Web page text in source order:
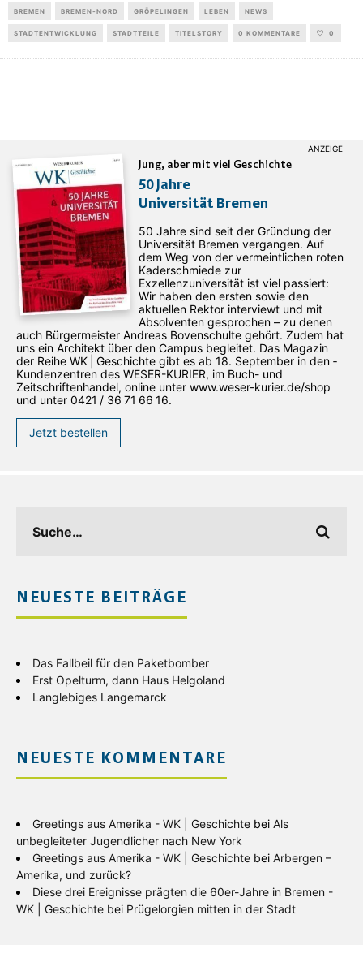
BREMEN BREMEN-NORD GRÖPELINGEN LEBEN NEWS
STADTENTWICKLUNG STADTTEILE TITELSTORY 0 KOMMENTARE 0
Jung, aber mit viel Geschichte
50 Jahre
Universität Bremen
50 Jahre sind seit der Gründung der
Universität Bremen vergangen. Auf
dem Weg von der vermeintlichen roten
Kaderschmiede zur
Exzellenzuniversität ist viel passiert:
Wir haben den ersten sowie den
aktuellen Rektor interviewt und mit
Absolventen gesprochen – zu denen
auch Bürgermeister Andreas Bovenschulte gehört. Zudem hat
uns ein Architekt über den Campus begleitet. Das Magazin
der Reihe WK | Geschichte gibt es ab 18. September in den ­
Kundenzentren des WESER-­KURIER, im Buch- und
Zeitschriftenhandel, online unter www.weser-kurier.de/shop
und unter 0421 / 36 71 66 16.
Jetzt bestellen
NEUESTE BEITRÄGE
Das Fallbeil für den Paketbomber
Erst Opelturm, dann Haus Helgoland
Langlebiges Langemarck
NEUESTE KOMMENTARE
Greetings aus Amerika - WK | Geschichte bei Als
unbegleiteter Jugendlicher nach New York
Greetings aus Amerika - WK | Geschichte bei Arbergen –
Amerika, und zurück?
Diese drei Ereignisse prägten die 60er-Jahre in Bremen -
WK | Geschichte bei Prügelorgien mitten in der Stadt